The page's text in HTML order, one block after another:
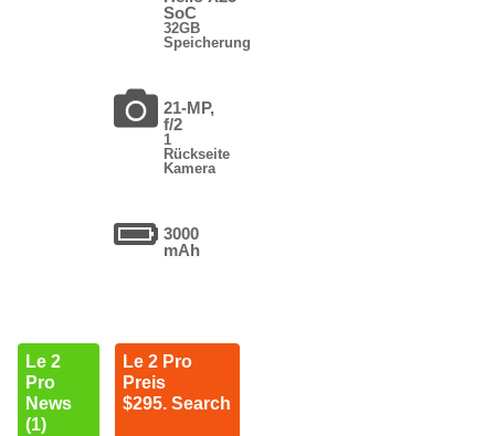
SoC
32GB
Speicherung
21-MP,
f/2
1
Rückseite
Kamera
3000
mAh
Le 2
Pro
News
(1)
Le 2 Pro
Preis
$295. Search